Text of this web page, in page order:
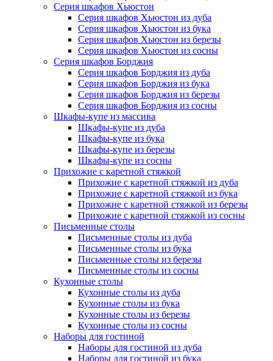
Серия шкафов Хьюстон
Серия шкафов Хьюстон из дуба
Серия шкафов Хьюстон из бука
Серия шкафов Хьюстон из березы
Серия шкафов Хьюстон из сосны
Серия шкафов Борджия
Серия шкафов Борджия из дуба
Серия шкафов Борджия из бука
Серия шкафов Борджия из березы
Серия шкафов Борджия из сосны
Шкафы-купе из массива
Шкафы-купе из дуба
Шкафы-купе из бука
Шкафы-купе из березы
Шкафы-купе из сосны
Прихожие с каретной стяжкой
Прихожие с каретной стяжкой из дуба
Прихожие с каретной стяжкой из бука
Прихожие с каретной стяжкой из березы
Прихожие с каретной стяжкой из сосны
Письменные столы
Письменные столы из дуба
Письменные столы из бука
Письменные столы из березы
Письменные столы из сосны
Кухонные столы
Кухонные столы из дуба
Кухонные столы из бука
Кухонные столы из березы
Кухонные столы из сосны
Наборы для гостиной
Наборы для гостиной из дуба
Наборы для гостиной из бука